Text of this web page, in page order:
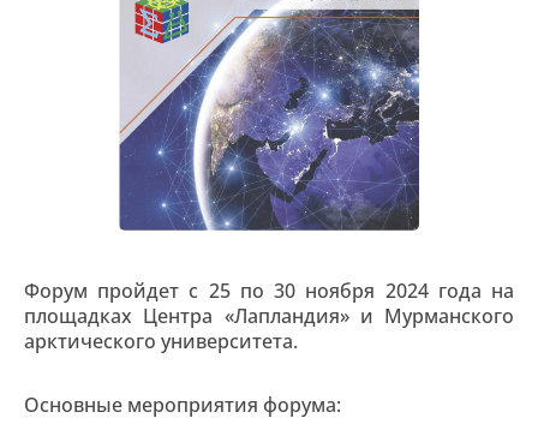
Форум пройдет с 25 по 30 ноября 2024 года на
площадках Центра «Лапландия» и Мурманского
арктического университета.
Основные мероприятия форума: